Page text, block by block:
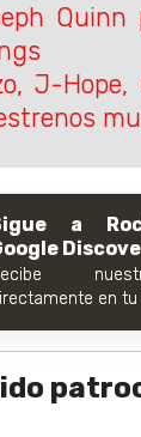
Quinn
J-
a
en tu